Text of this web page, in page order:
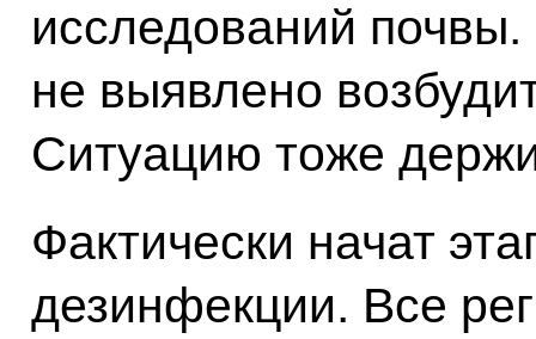
исследований
не выявлено
Ситуацию тоже
Фактически начат
дезинфекции. Все